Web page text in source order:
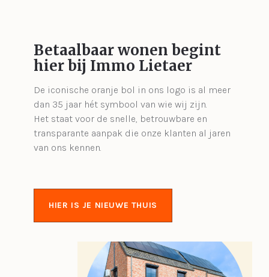
Betaalbaar wonen begint
hier bij Immo Lietaer
De iconische oranje bol in ons logo is al meer
dan 35 jaar hét symbool van wie wij zijn.
Het staat voor de snelle, betrouwbare en
transparante aanpak die onze klanten al jaren
van ons kennen.
HIER IS JE NIEUWE THUIS